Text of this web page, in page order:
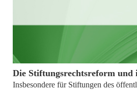
10. Dezember
Die Stiftungsrechtsreform und
Insbesondere für Stiftungen des